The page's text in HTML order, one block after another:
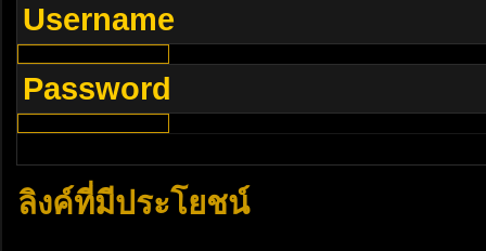
Username
Password
ลิงค์ที่มีประโยชน์